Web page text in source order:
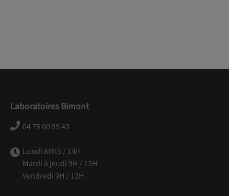
Laboratoires Bimont
04 75 00 95 43
Lundi 8H45 / 14H
Mardi à jeudi 9H / 13H
Vendredi 9H / 12H